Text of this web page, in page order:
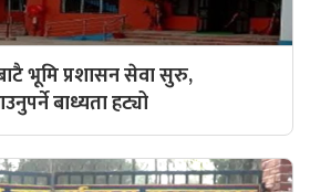
भूमि प्रशासन सेवा सुरु,
बाध्यता हट्यो